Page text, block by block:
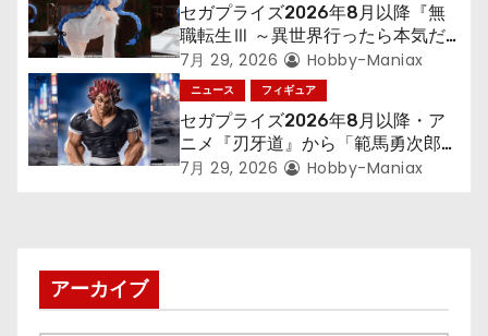
セガプライズ2026年8月以降『無
職転生Ⅲ ～異世界行ったら本気だ
す～』から「ロキシー」のフィギュ
アが登場！
7月 29, 2026 Hobby-Maniax
ニュース フィギュア
セガプライズ2026年8月以降・ア
ニメ『刃牙道』から「範馬勇次郎」
が登場ッッ!!
7月 29, 2026 Hobby-Maniax
アーカイブ